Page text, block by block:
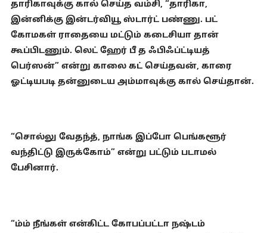
தாரிகாவுக்கு கால் செய்த வம்சி, “தாரிகா,
இன்னிக்கு இன்டர்வியூ ஸ்டார்ட் பண்ணு. பட்
கோமகள் ராதையை மட்டும் கடைசியா தான்
கூப்பிடணும். லெட் ஹேர் பீ த ஃபிஃப்ட்டியத்
பெர்ஸன்” என்று காலை கட் செய்தவன், காரை
ஓட்டியபடி தன்னுடைய அம்மாவுக்கு கால் செய்தான்.
“சொல்லு வேதந்த், நாங்க இப்போ பெங்களூர்
வந்திட்டு இருக்கோம்” என்று பட்டும் படாமல்
பேசினார்.
“ம்ம் நீங்கள் என்கிட்ட கோபப்பட்டா நஷ்டம்